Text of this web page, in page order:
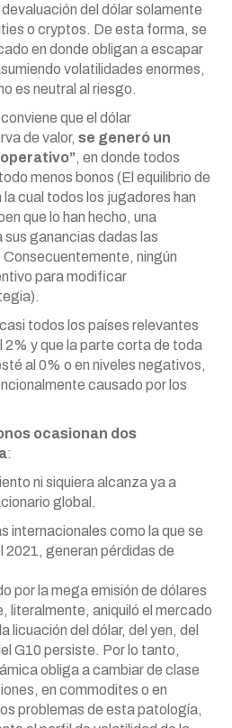
del dólar solamente
o cryptos. De esta forma, se
en donde obligan a escapar
volatilidades enormes,
es neutral al riesgo.
que el dólar
de valor, se generó un
, en donde todos
menos bonos (El equilibrio de
cual todos los jugadores han
que lo han hecho, una
ganancias dadas las
ningún
para modificar
todos los países relevantes
2% y que la parte corta de toda
al 0% o en niveles negativos,
causado por los
ocasionan dos
:
ni siquiera alcanza ya a
global.
internacionales como la que se
2021, generan pérdidas de
por la mega emisión de dólares
literalmente, aniquiló el mercado
licuación del dólar, del yen, del
G10 persiste. Por lo tanto,
obliga a cambiar de clase
en commodites o en
problemas de esta patología,